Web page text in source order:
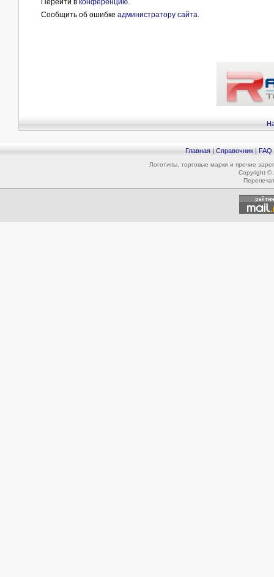
Перейти в конференцию.
Сообщить об ошибке администратору сайта.
Главная|Справочник|FAQ
Логотипы, торговые марки и прочие
Copyright ©